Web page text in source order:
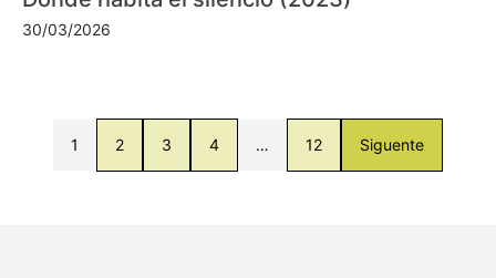
30/03/2026
1 2 3 4 … 12 Siguente